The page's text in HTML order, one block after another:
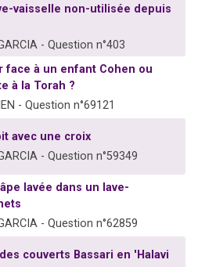
vaisselle non-utilisée depuis
- Question n°403
face à un enfant Cohen ou
à la Torah ?
- Question n°69121
avec une croix
- Question n°59349
lavée dans un lave-
- Question n°62859
couverts Bassari en 'Halavi